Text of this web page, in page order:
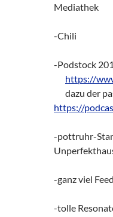
Mediathek
-Chili
-Podstock
https://
dazu der
https://
-pottruhr-
-ganz viel
-tolle